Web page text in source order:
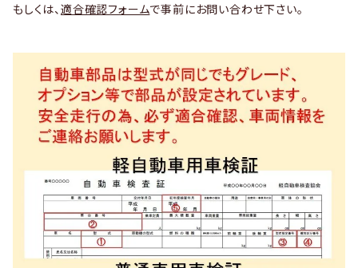
もしくは、 適合確認フォームで事前にお問い合わせ下さい。